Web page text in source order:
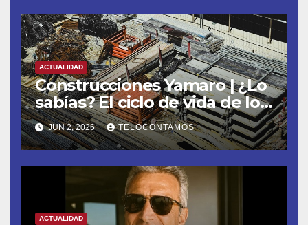
ACTUALIDAD
Construcciones Yamaro | ¿Lo
sabías? El ciclo de vida de los
materiales de construcción
revoluciona eficiencia en
proyectos modernos
JUN 2, 2026 TELOCONTAMOS
ACTUALIDAD